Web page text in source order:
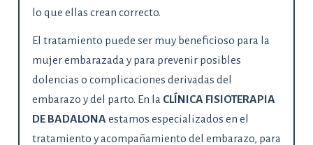
lo que ellas crean correcto.
El tratamiento puede ser muy beneficioso para la
mujer embarazada y para prevenir posibles
dolencias o complicaciones derivadas del
embarazo y del parto. En la CLÍNICA FISIOTERAPIA
DE BADALONA estamos especializados en el
tratamiento y acompañamiento del embarazo, para